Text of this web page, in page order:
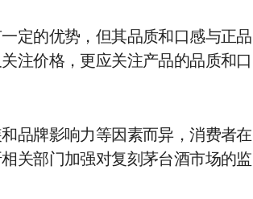
定的优势，但其品质和口感与正品
注价格，更应关注产品的品质和口
品牌影响力等因素而异，消费者在
关部门加强对复刻茅台酒市场的监